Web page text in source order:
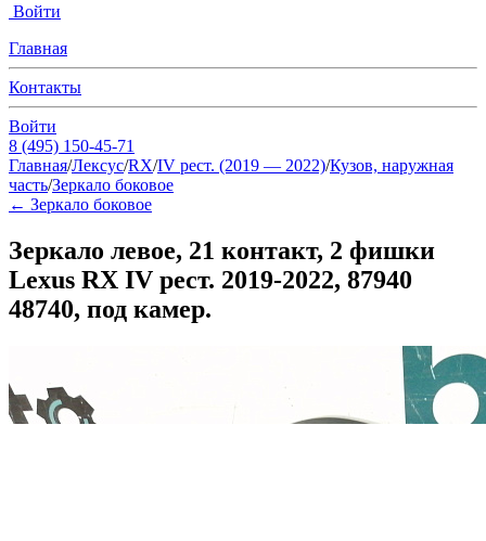
Войти
Главная
Контакты
Войти
8 (495) 150-45-71
Главная/Лексус/RX/IV рест. (2019 — 2022)/Кузов, наружная
часть/Зеркало боковое
← Зеркало боковое
Зеркало левое, 21 контакт, 2 фишки
Lexus RX IV рест. 2019-2022, 87940
48740, под камер.